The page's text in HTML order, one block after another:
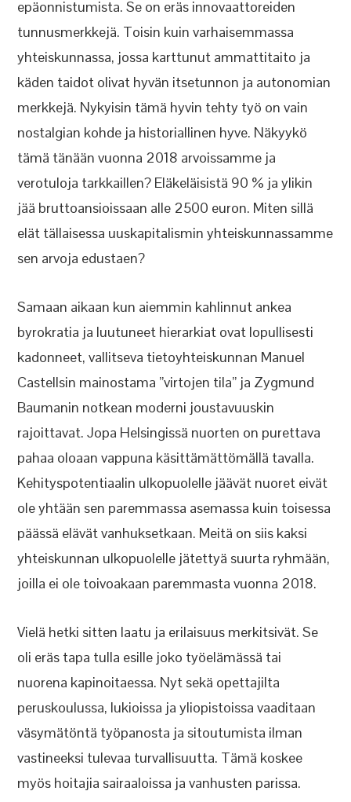
epäonnistumista. Se on eräs innovaattoreiden
tunnusmerkkejä. Toisin kuin varhaisemmassa
yhteiskunnassa, jossa karttunut ammattitaito ja
käden taidot olivat hyvän itsetunnon ja autonomian
merkkejä. Nykyisin tämä hyvin tehty työ on vain
nostalgian kohde ja historiallinen hyve. Näkyykö
tämä tänään vuonna 2018 arvoissamme ja
verotuloja tarkkaillen? Eläkeläisistä 90 % ja ylikin
jää bruttoansioissaan alle 2500 euron. Miten sillä
elät tällaisessa uuskapitalismin yhteiskunnassamme
sen arvoja edustaen?
Samaan aikaan kun aiemmin kahlinnut ankea
byrokratia ja luutuneet hierarkiat ovat lopullisesti
kadonneet, vallitseva tietoyhteiskunnan Manuel
Castellsin mainostama ”virtojen tila” ja Zygmund
Baumanin notkean moderni joustavuuskin
rajoittavat. Jopa Helsingissä nuorten on purettava
pahaa oloaan vappuna käsittämättömällä tavalla.
Kehityspotentiaalin ulkopuolelle jäävät nuoret eivät
ole yhtään sen paremmassa asemassa kuin toisessa
päässä elävät vanhuksetkaan. Meitä on siis kaksi
yhteiskunnan ulkopuolelle jätettyä suurta ryhmään,
joilla ei ole toivoakaan paremmasta vuonna 2018.
Vielä hetki sitten laatu ja erilaisuus merkitsivät. Se
oli eräs tapa tulla esille joko työelämässä tai
nuorena kapinoitaessa. Nyt sekä opettajilta
peruskoulussa, lukioissa ja yliopistoissa vaaditaan
väsymätöntä työpanosta ja sitoutumista ilman
vastineeksi tulevaa turvallisuutta. Tämä koskee
myös hoitajia sairaaloissa ja vanhusten parissa.